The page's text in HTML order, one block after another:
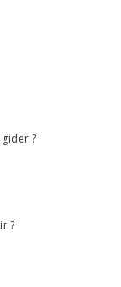
?
?